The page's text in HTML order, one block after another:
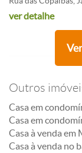
ver detalhe
Outros
Casa em
Casa em
Casa à venda em
Casa à venda no